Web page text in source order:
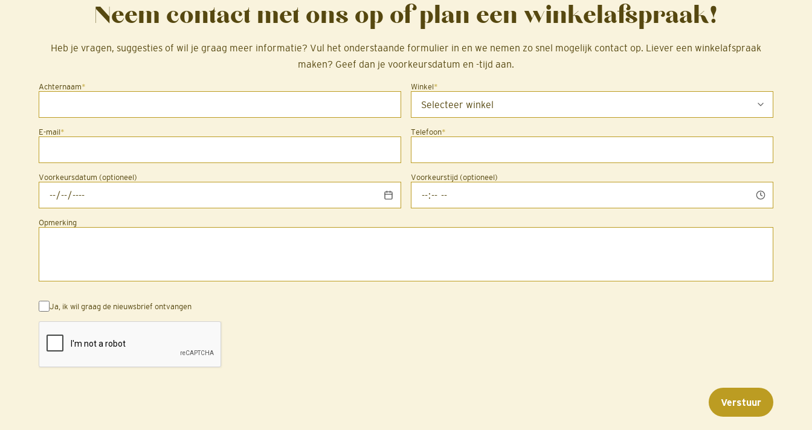
Neem contact met ons op of plan een winkelafspraak!
Heb je vragen, suggesties of wil je graag meer informatie? Vul het onderstaande formulier in en we nemen zo snel mogelijk contact op. Liever een winkelafspraak
maken? Geef dan je voorkeursdatum en -tijd aan.
Achternaam* Winkel*
E-mail* Telefoon*
Voorkeursdatum (optioneel) Voorkeurstijd (optioneel)
Opmerking
Ja, ik wil graag de nieuwsbrief ontvangen